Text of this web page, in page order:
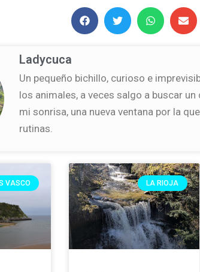
Ladycuca
Un pequeño bichillo, curioso e
los animales, a veces salgo a buscar
mi sonrisa, una nueva ventana por la
rutinas.
VASCO LA RIOJA